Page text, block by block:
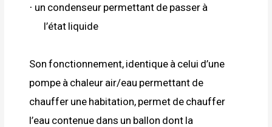
· un condenseur permettant de passer à
l’état liquide
Son fonctionnement, identique à celui d’une
pompe à chaleur air/eau permettant de
chauffer une habitation, permet de chauffer
l’eau contenue dans un ballon dont la